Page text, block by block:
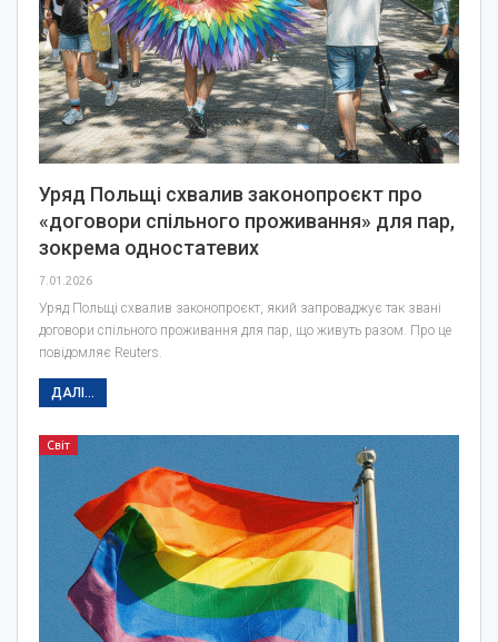
Уряд Польщі схвалив законопроєкт про
«договори спільного проживання» для пар,
зокрема одностатевих
7.01.2026
Уряд Польщі схвалив законопроєкт, який запроваджує так звані
договори спільного проживання для пар, що живуть разом. Про це
повідомляє Reuters.
ДАЛІ...
Світ